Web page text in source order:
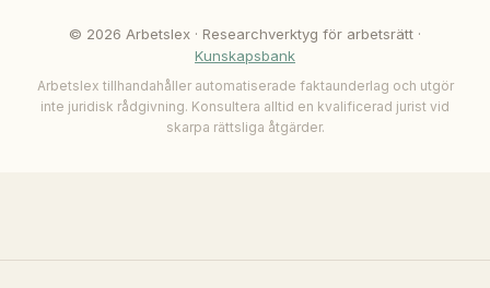
© 2026 Arbetslex · Researchverktyg för arbetsrätt ·
Kunskapsbank
Arbetslex tillhandahåller automatiserade faktaunderlag och utgör
inte juridisk rådgivning. Konsultera alltid en kvalificerad jurist vid
skarpa rättsliga åtgärder.